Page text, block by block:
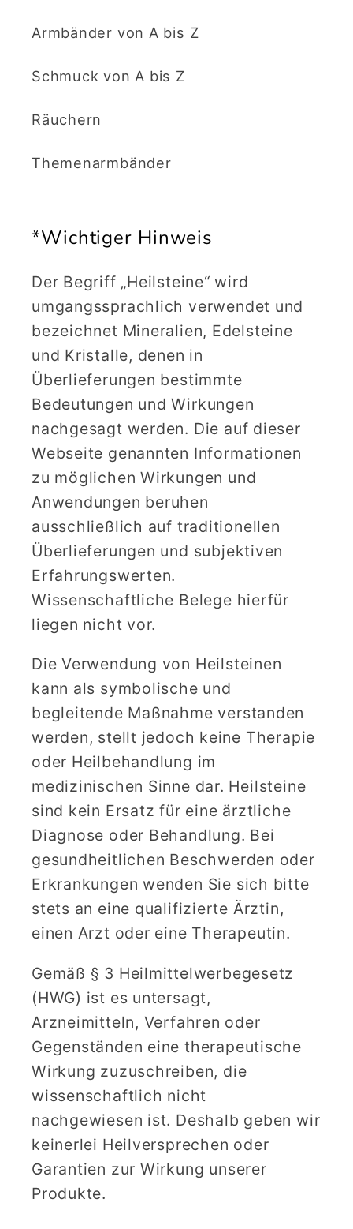
Armbänder von A bis Z
Schmuck von A bis Z
Räuchern
Themenarmbänder
*Wichtiger Hinweis
Der Begriff „Heilsteine“ wird
umgangssprachlich verwendet und
bezeichnet Mineralien, Edelsteine
und Kristalle, denen in
Überlieferungen bestimmte
Bedeutungen und Wirkungen
nachgesagt werden. Die auf dieser
Webseite genannten Informationen
zu möglichen Wirkungen und
Anwendungen beruhen
ausschließlich auf traditionellen
Überlieferungen und subjektiven
Erfahrungswerten.
Wissenschaftliche Belege hierfür
liegen nicht vor.
Die Verwendung von Heilsteinen
kann als symbolische und
begleitende Maßnahme verstanden
werden, stellt jedoch keine Therapie
oder Heilbehandlung im
medizinischen Sinne dar. Heilsteine
sind kein Ersatz für eine ärztliche
Diagnose oder Behandlung. Bei
gesundheitlichen Beschwerden oder
Erkrankungen wenden Sie sich bitte
stets an eine qualifizierte Ärztin,
einen Arzt oder eine Therapeutin.
Gemäß § 3 Heilmittelwerbegesetz
(HWG) ist es untersagt,
Arzneimitteln, Verfahren oder
Gegenständen eine therapeutische
Wirkung zuzuschreiben, die
wissenschaftlich nicht
nachgewiesen ist. Deshalb geben wir
keinerlei Heilversprechen oder
Garantien zur Wirkung unserer
Produkte.